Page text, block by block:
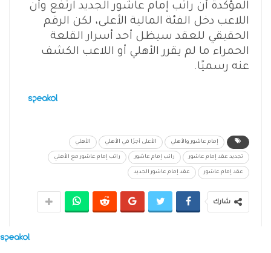
المؤكدة أن راتب إمام عاشور الجديد ارتفع وأن
اللاعب دخل الفئة المالية الأعلى، لكن الرقم
الحقيقي للعقد سيظل أحد أسرار القلعة
الحمراء ما لم يقرر الأهلي أو اللاعب الكشف
عنه رسميًا.
إمام عاشور والأهلي الأعلى أجرًا في الأهلي الأهلي
تجديد عقد إمام عاشور راتب إمام عاشور راتب إمام عاشور مع الأهلي
عقد إمام عاشور عقد إمام عاشور الجديد
شارك